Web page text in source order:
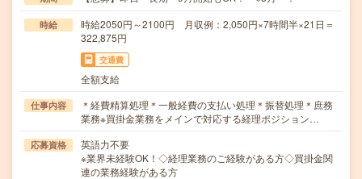
時給
時給2050円～2100円 月収例：2,050円×7時間半×21日＝
322,875円
交通費
全額支給
仕事内容
＊経費精算処理＊一般経費の支払い処理＊振替処理＊庶務
業務※買掛金業務をメインで対応する経理ポジション…
応募資格
英語力不要
※業界未経験OK！◇経理業務のご経験がある方◇買掛金関
連の業務経験がある方